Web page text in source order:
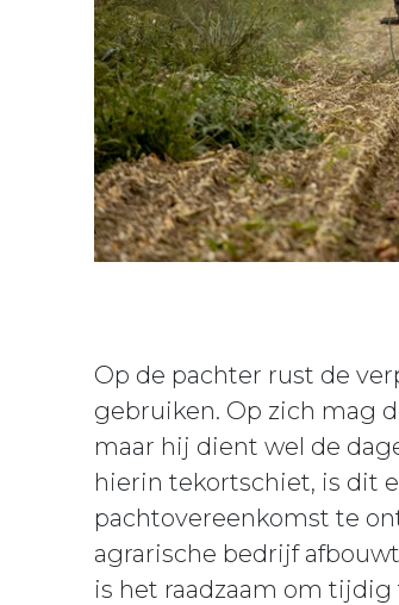
Op de pachter rust de
gebruiken. Op zich mag
maar hij dient wel de
hierin tekortschiet, is dit
pachtovereenkomst te
agrarische bedrijf
is het raadzaam om